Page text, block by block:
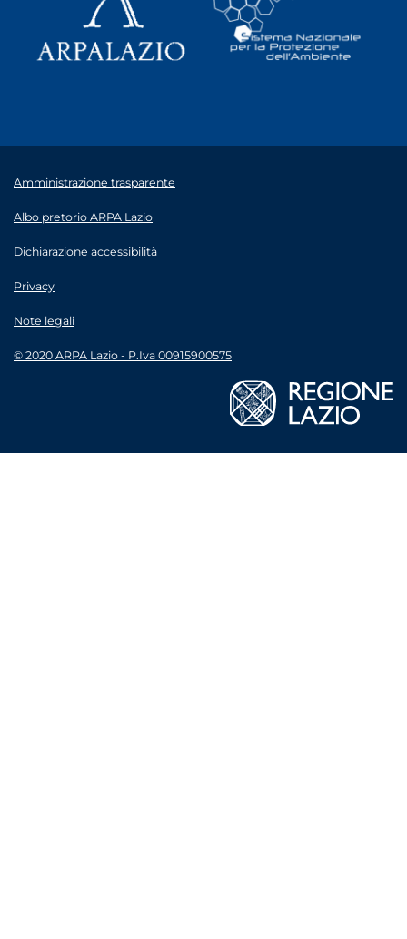
Amministrazione trasparente
Albo pretorio ARPA Lazio
Dichiarazione accessibilità
Privacy
Note legali
© 2020 ARPA Lazio - P.Iva 00915900575